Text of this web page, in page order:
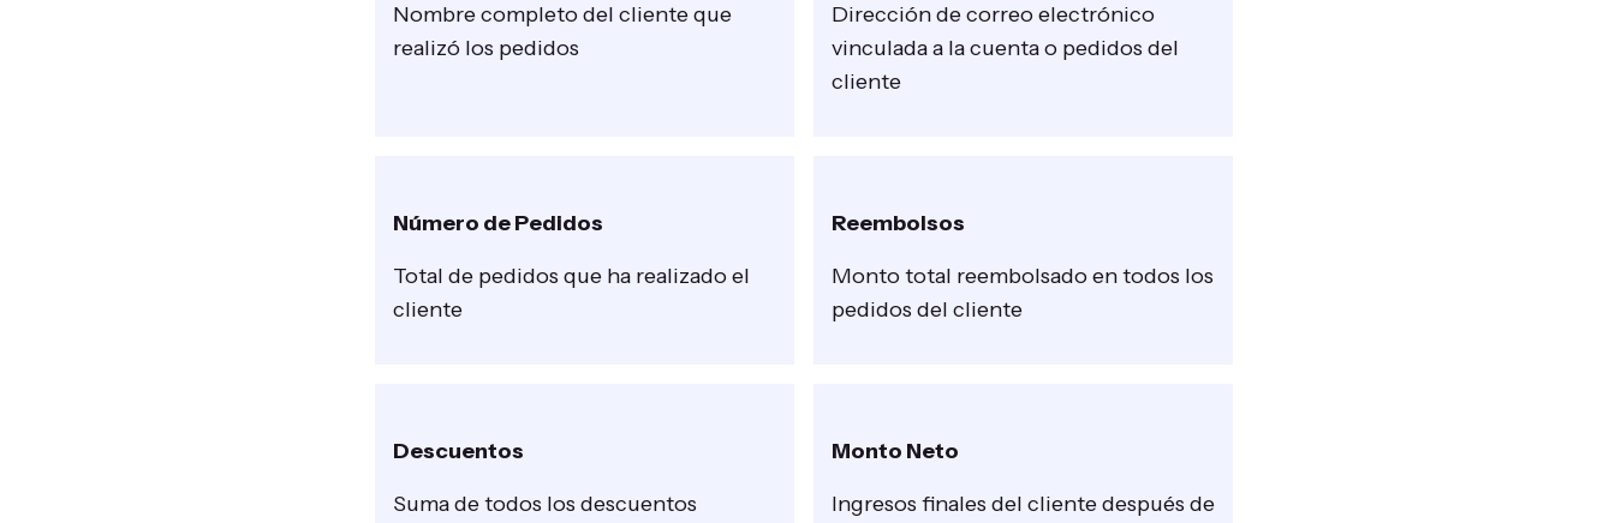
Nombre completo del cliente que
realizó los pedidos
Dirección de correo electrónico
vinculada a la cuenta o pedidos del
cliente
Número de Pedidos
Total de pedidos que ha realizado el
cliente
Reembolsos
Monto total reembolsado en todos los
pedidos del cliente
Descuentos
Suma de todos los descuentos
Monto Neto
Ingresos finales del cliente después de